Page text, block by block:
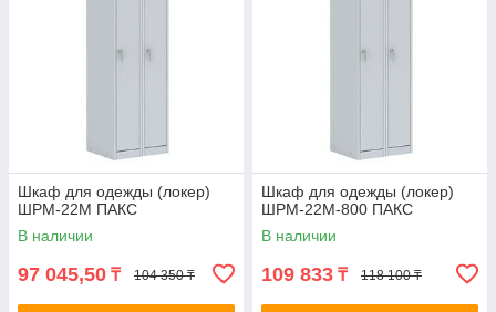
Шкаф для одежды (локер)
ШРМ-22М ПАКС
В наличии
97 045,50 ₸ 104 350 ₸
Шкаф для одежды (локер)
ШРМ-22М-800 ПАКС
В наличии
109 833 ₸ 118 100 ₸